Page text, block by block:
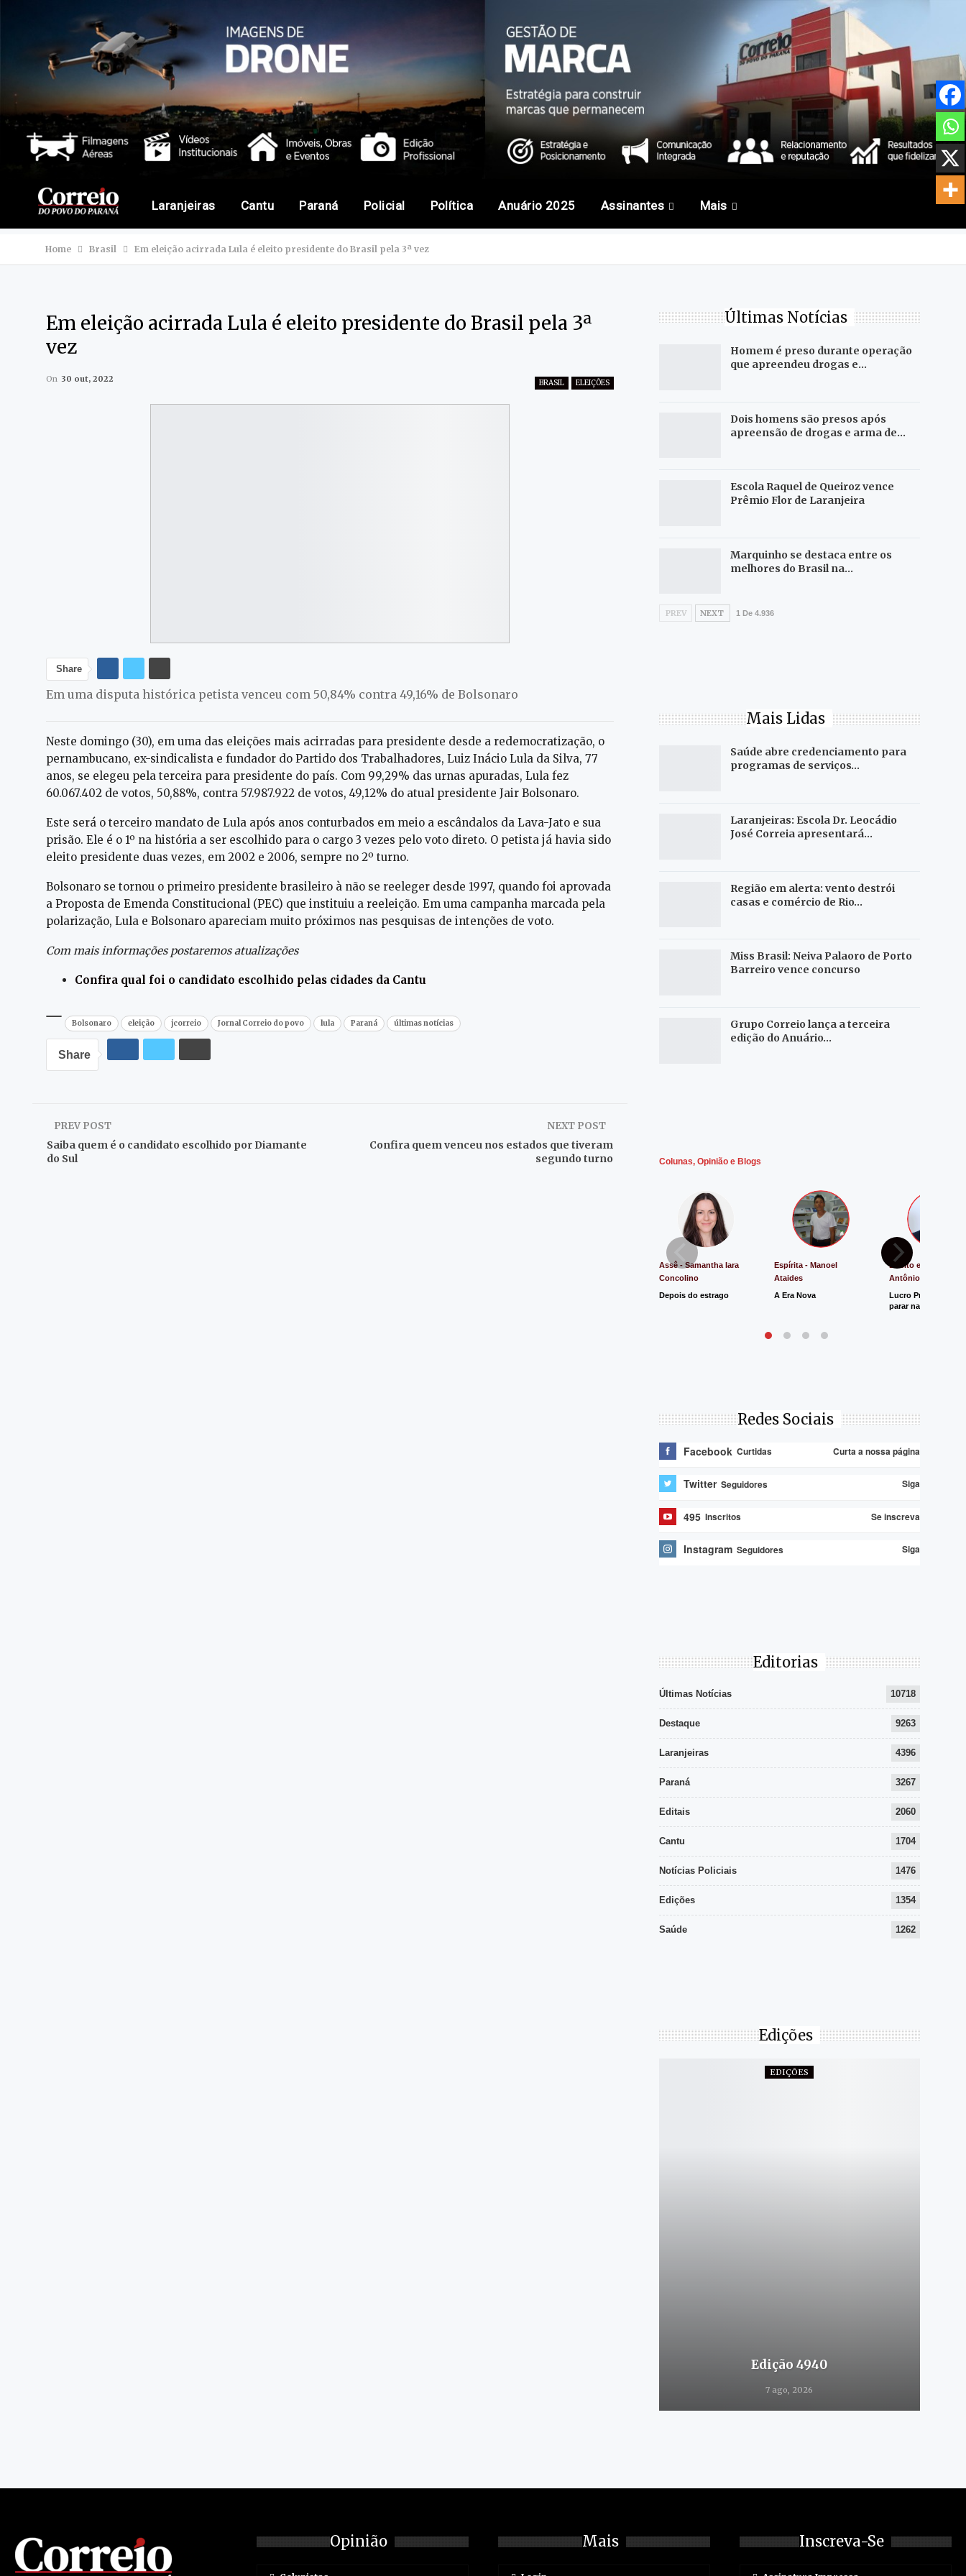
Laranjeiras Cantu Paraná Policial Política Anuário 2025 Assinantes Mais
Home Brasil Em eleição acirrada Lula é eleito presidente do Brasil pela 3ª vez
Em eleição acirrada Lula é eleito presidente do Brasil pela 3ª
vez
BRASIL ELEIÇÕES
On 30 out, 2022
Share
Em uma disputa histórica petista venceu com 50,84% contra 49,16% de Bolsonaro
Neste domingo (30), em uma das eleições mais acirradas para presidente desde a redemocratização, o
pernambucano, ex-sindicalista e fundador do Partido dos Trabalhadores, Luiz Inácio Lula da Silva, 77
anos, se elegeu pela terceira para presidente do país. Com 99,29% das urnas apuradas, Lula fez
60.067.402 de votos, 50,88%, contra 57.987.922 de votos, 49,12% do atual presidente Jair Bolsonaro.
Este será o terceiro mandato de Lula após anos conturbados em meio a escândalos da Lava-Jato e sua
prisão. Ele é o 1º na história a ser escolhido para o cargo 3 vezes pelo voto direto. O petista já havia sido
eleito presidente duas vezes, em 2002 e 2006, sempre no 2º turno.
Bolsonaro se tornou o primeiro presidente brasileiro à não se reeleger desde 1997, quando foi aprovada
a Proposta de Emenda Constitucional (PEC) que instituiu a reeleição. Em uma campanha marcada pela
polarização, Lula e Bolsonaro apareciam muito próximos nas pesquisas de intenções de voto.
Com mais informações postaremos atualizações
Confira qual foi o candidato escolhido pelas cidades da Cantu
Bolsonaro eleição jcorreio Jornal Correio do povo lula Paraná últimas notícias
Share
PREV POST
Saiba quem é o candidato escolhido por Diamante
do Sul
NEXT POST
Confira quem venceu nos estados que tiveram
segundo turno
Últimas Notícias
Homem é preso durante operação
que apreendeu drogas e…
Dois homens são presos após
apreensão de drogas e arma de…
Escola Raquel de Queiroz vence
Prêmio Flor de Laranjeira
Marquinho se destaca entre os
melhores do Brasil na…
PREV NEXT 1 De 4.936
Mais Lidas
Saúde abre credenciamento para
programas de serviços…
Laranjeiras: Escola Dr. Leocádio
José Correia apresentará…
Região em alerta: vento destrói
casas e comércio de Rio…
Miss Brasil: Neiva Palaoro de Porto
Barreiro vence concurso
Grupo Correio lança a terceira
edição do Anuário…
Colunas, Opinião e Blogs
Assê - Samantha Iara
Concolino
Depois do estrago
Espírita - Manoel
Ataides
A Era Nova
Direito e Justiça -
Antônio de Souza
Lucro Presumido
parar na Justiça
Redes Sociais
Facebook Curtidas Curta a nossa página
Twitter Seguidores Siga
495 Inscritos Se inscreva
Instagram Seguidores Siga
Editorias
Últimas Notícias 10718
Destaque 9263
Laranjeiras 4396
Paraná 3267
Editais 2060
Cantu 1704
Notícias Policiais 1476
Edições 1354
Saúde 1262
Edições
EDIÇÕES
Edição 4940
7 ago, 2026
Opinião Mais Inscreva-Se